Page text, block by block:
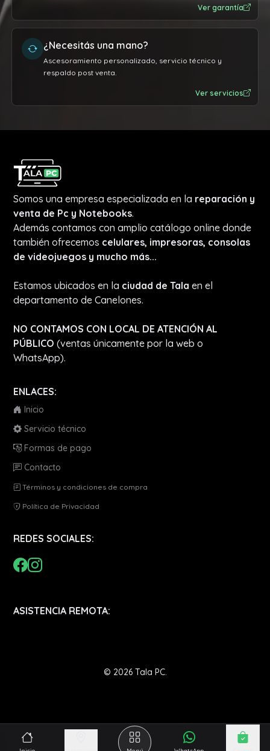
Ver garantía
¿Necesitás una mano?
Ascesoramiento personalizado, servicio técnico y
respaldo post venta.
Ver servicios
Somos una empresa especializada en la reparación y
venta de Pc y Notebooks.
Además contamos con amplio catálogo online donde
también ofrecemos celulares, impresoras, consolas
de videojuegos y mucho más...
Estamos ubicados en la ciudad de Tala en el
departamento de Canelones.
NO CONTAMOS CON LOCAL DE ATENCIÓN AL
PÚBLICO (ventas únicamente por la web o
WhatsApp).
ENLACES:
Inicio
Servicio técnico
Formas de pago
Contacto
Términos y condiciones de compra
Política de Privacidad
REDES SOCIALES:
ASISTENCIA REMOTA:
© 2026 Tala PC.